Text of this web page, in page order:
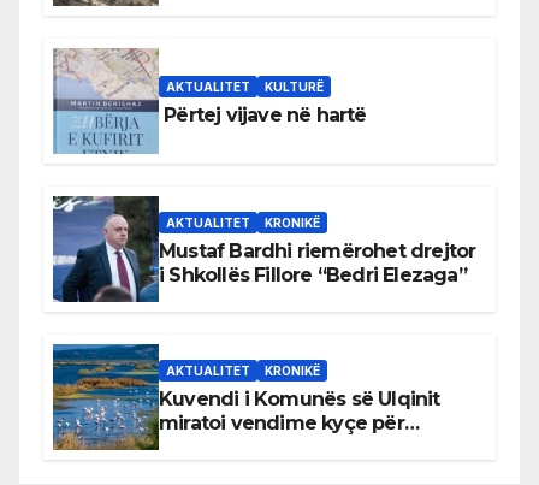
AKTUALITET KULTURË
Përtej vijave në hartë
AKTUALITET KRONIKË
Mustaf Bardhi riemërohet drejtor
i Shkollës Fillore “Bedri Elezaga”
AKTUALITET KRONIKË
Kuvendi i Komunës së Ulqinit
miratoi vendime kyçe për